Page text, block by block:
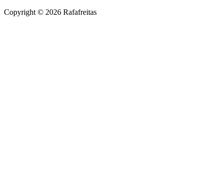
Copyright © 2026 Rafafreitas